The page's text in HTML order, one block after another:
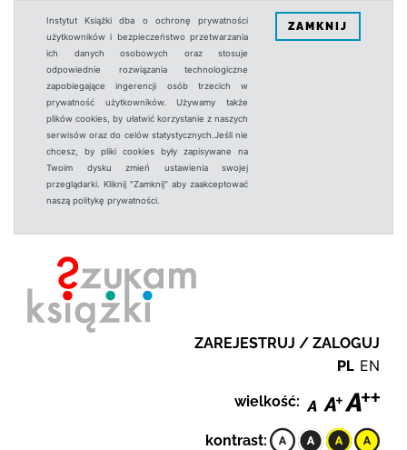
Instytut Książki dba o ochronę prywatności
użytkowników i bezpieczeństwo przetwarzania
ich danych osobowych oraz stosuje
odpowiednie rozwiązania technologiczne
zapobiegające ingerencji osób trzecich w
prywatność użytkowników. Używamy także
plików cookies, by ułatwić korzystanie z naszych
serwisów oraz do celów statystycznych.Jeśli nie
chcesz, by pliki cookies były zapisywane na
Twoim dysku zmień ustawienia swojej
przeglądarki. Kliknij "Zamknij" aby zaakceptować
naszą politykę prywatności.
ZAMKNIJ
ZAREJESTRUJ / ZALOGUJ
PL EN
wielkość:
kontrast: